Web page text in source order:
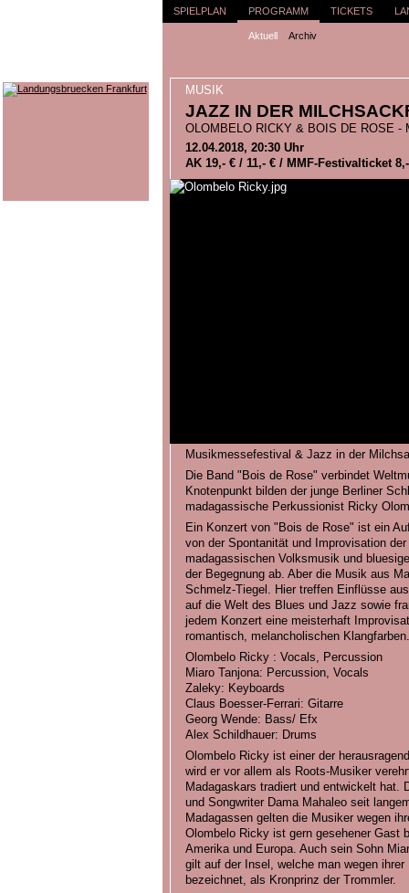
SPIELPLAN PROGRAMM
Aktuell Archiv
TICKETS
MUSIK
JAZZ IN DER
OLOMBELO RICKY & BOIS DE ROSE -
12.04.2018, 20:30 Uhr
AK 19,- € / 11,- € / MMF-Festivalticket 8,-
Musikmessefestival & Jazz in der
Die Band "Bois de Rose" verbindet
Knotenpunkt bilden der junge Berliner
madagassische Perkussionist Ricky
Ein Konzert von "Bois de Rose" ist ein
von der Spontanität und Improvisation
madagassischen Volksmusik und
der Begegnung ab. Aber die Musik aus
Schmelz-Tiegel. Hier treffen Einflüsse
auf die Welt des Blues und Jazz sowie
jedem Konzert eine meisterhaft
romantisch, melancholischen Klangfarben.
Olombelo Ricky : Vocals, Percussion
Miaro Tanjona: Percussion, Vocals
Zaleky: Keyboards
Claus Boesser-Ferrari: Gitarre
Georg Wende: Bass/ Efx
Alex Schildhauer: Drums
Olombelo Ricky ist einer der
wird er vor allem als Roots-Musiker
Madagaskars tradiert und entwickelt hat.
und Songwriter Dama Mahaleo seit
Madagassen gelten die Musiker wegen
Olombelo Ricky ist gern gesehener Gast
Amerika und Europa. Auch sein Sohn
gilt auf der Insel, welche man wegen
bezeichnet, als Kronprinz der Trommler.